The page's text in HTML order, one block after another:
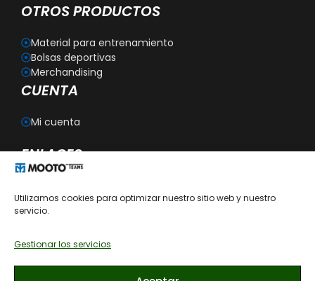
Utilizamos cookies para optimizar nuestro sitio web y nuestro
servicio.
Gestionar los servicios
OTROS PRODUCTOS
Material para entrenamiento
Bolsas deportivas
Merchandising
CUENTA
Mi cuenta
ENLACES
Personalización
Aviso legal
Política de cookies